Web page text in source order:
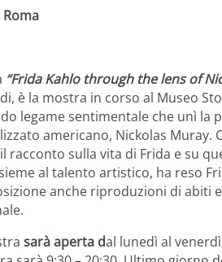
Roma
“Frida Kahlo through the lens of
è la mostra in corso al Museo
legame sentimentale che unì la
americano, Nickolas Muray.
racconto sulla vita di Frida e su
al talento artistico, ha reso
anche riproduzioni di abiti
sarà aperta dal lunedì al